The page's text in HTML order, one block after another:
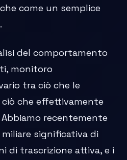
come un semplice
del comportamento
monitoro
tra ciò che le
ciò che effettivamente
recentemente
significativa di
di trascrizione attiva, e i